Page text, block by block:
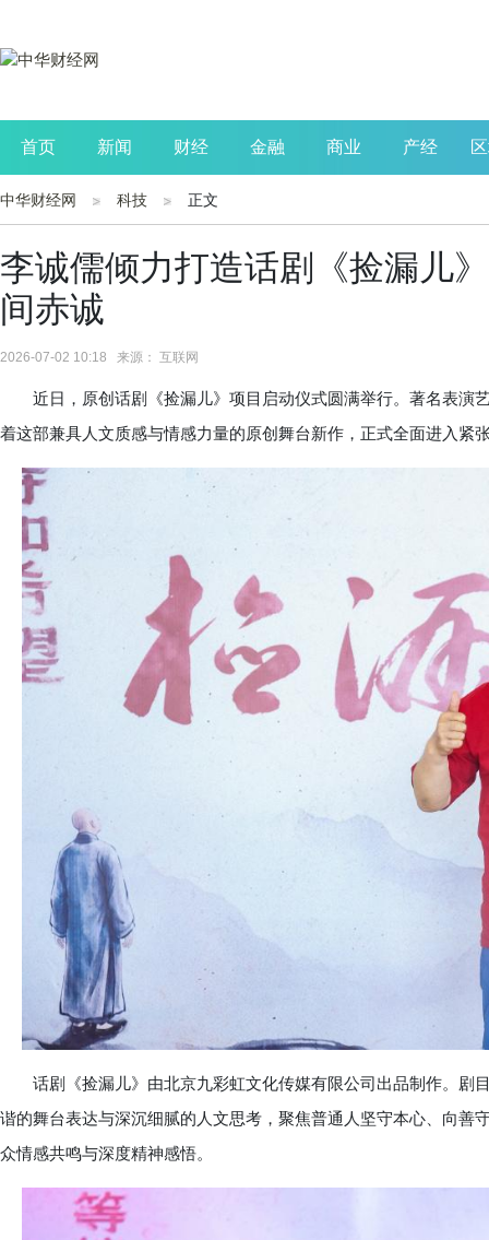
首页 新闻 财经 金融 商业 产经
公司 生活 读书
中华财经网 科技 正文
李诚儒倾力打造话剧《捡漏儿
间赤诚
2026-07-02 10:18 来源： 互联网
近日，原创话剧《捡漏儿》项目启动仪式圆满举行。著名表演
着这部兼具人文质感与情感力量的原创舞台新作，正式全面进入紧
话剧《捡漏儿》由北京九彩虹文化传媒有限公司出品制作。剧
谐的舞台表达与深沉细腻的人文思考，聚焦普通人坚守本心、向善
众情感共鸣与深度精神感悟。